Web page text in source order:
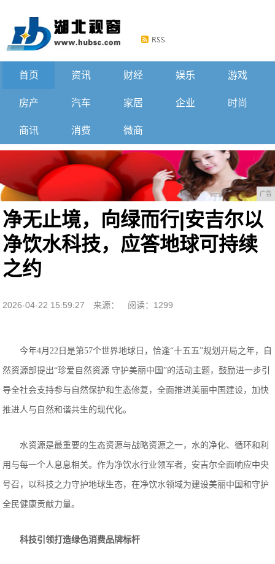
首页 资讯 财经 娱乐 游戏
房产 汽车 家居 企业 时尚
商讯 消费 微商
广告
净无止境，向绿而行|安吉尔以
净饮水科技，应答地球可持续
之约
2026-04-22 15:59:27 来源： 阅读：1299
今年4月22日是第57个世界地球日，恰逢“十五五”规划开局之年，自
然资源部提出“珍爱自然资源 守护美丽中国”的活动主题，鼓励进一步引
导全社会支持参与自然保护和生态修复，全面推进美丽中国建设，加快
推进人与自然和谐共生的现代化。
水资源是最重要的生态资源与战略资源之一，水的净化、循环和利
用与每一个人息息相关。作为净饮水行业领军者，安吉尔全面响应中央
号召，以科技之力守护地球生态，在净饮水领域为建设美丽中国和守护
全民健康贡献力量。
科技引领打造绿色消费品牌标杆